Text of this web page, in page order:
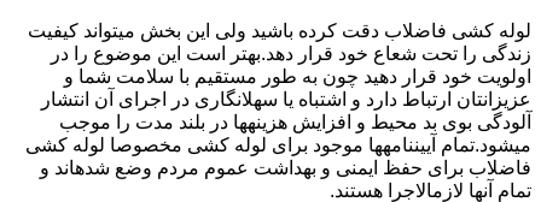
لوله کشی فاضلاب دقت کرده باشید ولی این بخش میتواند کیفیت
زندگی را تحت شعاع خود قرار دهد.بهتر است این موضوع را در
اولویت خود قرار دهید چون به طور مستقیم با سلامت شما و
عزیزانتان ارتباط دارد و اشتباه یا سهلانگاری در اجرای آن انتشار
آلودگی بوی بد محیط و افزایش هزینهها در بلند مدت را موجب
میشود.تمام آییننامهها موجود برای لوله کشی مخصوصا لوله کشی
فاضلاب برای حفظ ایمنی و بهداشت عموم مردم وضع شدهاند و
تمام آنها لازمالاجرا هستند.